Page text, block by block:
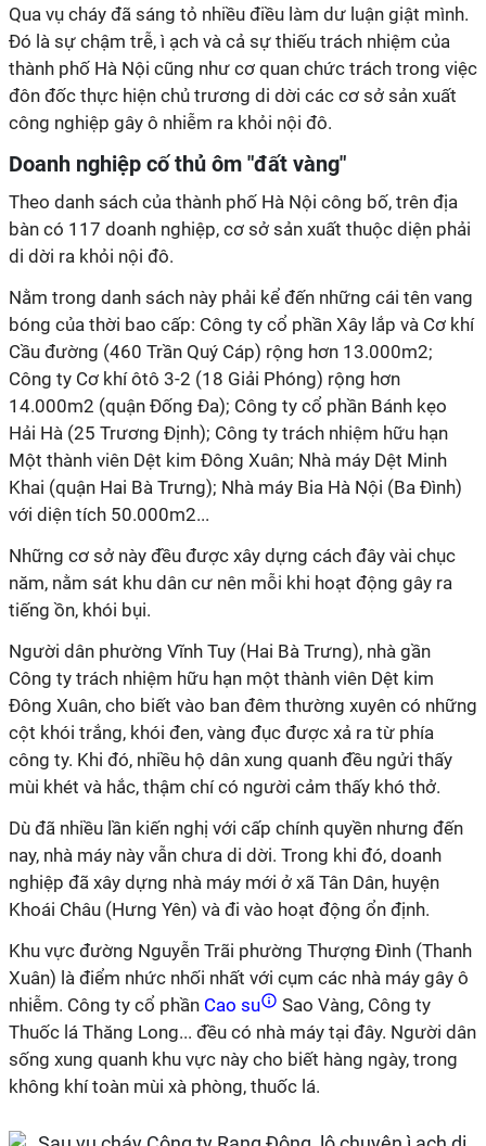
Qua vụ cháy đã sáng tỏ nhiều điều làm dư luận giật mình.
Đó là sự chậm trễ, ì ạch và cả sự thiếu trách nhiệm của
thành phố Hà Nội cũng như cơ quan chức trách trong việc
đôn đốc thực hiện chủ trương di dời các cơ sở sản xuất
công nghiệp gây ô nhiễm ra khỏi nội đô.
Doanh nghiệp cố thủ ôm "đất vàng"
Theo danh sách của thành phố Hà Nội công bố, trên địa
bàn có 117 doanh nghiệp, cơ sở sản xuất thuộc diện phải
di dời ra khỏi nội đô.
Nằm trong danh sách này phải kể đến những cái tên vang
bóng của thời bao cấp: Công ty cổ phần Xây lắp và Cơ khí
Cầu đường (460 Trần Quý Cáp) rộng hơn 13.000m2;
Công ty Cơ khí ôtô 3-2 (18 Giải Phóng) rộng hơn
14.000m2 (quận Đống Đa); Công ty cổ phần Bánh kẹo
Hải Hà (25 Trương Định); Công ty trách nhiệm hữu hạn
Một thành viên Dệt kim Đông Xuân; Nhà máy Dệt Minh
Khai (quận Hai Bà Trưng); Nhà máy Bia Hà Nội (Ba Đình)
với diện tích 50.000m2...
Những cơ sở này đều được xây dựng cách đây vài chục
năm, nằm sát khu dân cư nên mỗi khi hoạt động gây ra
tiếng ồn, khói bụi.
Người dân phường Vĩnh Tuy (Hai Bà Trưng), nhà gần
Công ty trách nhiệm hữu hạn một thành viên Dệt kim
Đông Xuân, cho biết vào ban đêm thường xuyên có những
cột khói trắng, khói đen, vàng đục được xả ra từ phía
công ty. Khi đó, nhiều hộ dân xung quanh đều ngửi thấy
mùi khét và hắc, thậm chí có người cảm thấy khó thở.
Dù đã nhiều lần kiến nghị với cấp chính quyền nhưng đến
nay, nhà máy này vẫn chưa di dời. Trong khi đó, doanh
nghiệp đã xây dựng nhà máy mới ở xã Tân Dân, huyện
Khoái Châu (Hưng Yên) và đi vào hoạt động ổn định.
Khu vực đường Nguyễn Trãi phường Thượng Đình (Thanh
Xuân) là điểm nhức nhối nhất với cụm các nhà máy gây ô
nhiễm. Công ty cổ phần Cao su
Sao Vàng, Công ty
Thuốc lá Thăng Long... đều có nhà máy tại đây. Người dân
sống xung quanh khu vực này cho biết hàng ngày, trong
không khí toàn mùi xà phòng, thuốc lá.